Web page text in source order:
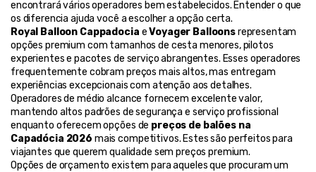
encontrará vários operadores bem estabelecidos. Entender o que
os diferencia ajuda você a escolher a opção certa.
Royal Balloon Cappadocia e Voyager Balloons representam
opções premium com tamanhos de cesta menores, pilotos
experientes e pacotes de serviço abrangentes. Esses operadores
frequentemente cobram preços mais altos, mas entregam
experiências excepcionais com atenção aos detalhes.
Operadores de médio alcance fornecem excelente valor,
mantendo altos padrões de segurança e serviço profissional
enquanto oferecem opções de preços de balões na
Capadócia 2026 mais competitivos. Estes são perfeitos para
viajantes que querem qualidade sem preços premium.